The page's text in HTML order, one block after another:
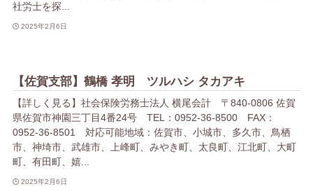
社労士を探...
2025年2月6日
【佐賀支部】鶴橋 孝明 ツルハシ タカアキ
【詳しく見る】社会保険労務士法人 横尾会計 〒840-0806 佐賀
県佐賀市神園三丁目4番24号 TEL：0952-36-8500 FAX：
0952-36-8501 対応可能地域：佐賀市、小城市、多久市、鳥栖
市、神埼市、武雄市、上峰町、みやき町、太良町、江北町、大町
町、有田町、嬉...
2025年2月6日